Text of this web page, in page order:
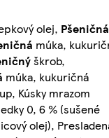
olej, Pšeničná
múka,
škrob,
múka, kukuričná
Kúsky mrazom
0, 6 % (sušené
olej),